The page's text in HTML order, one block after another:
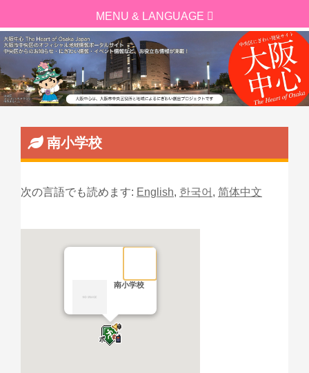
南小学校
次の言語でも読めます: English, 한국어 , 简体中文
南小学校